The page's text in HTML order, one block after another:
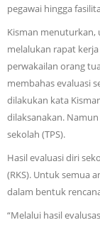
pegawai hingga
Kisman menuturkan,
melalukan rapat
perwakailan orang
membahas evaluasi
dilakukan kata
dilaksanakan.
sekolah (TPS).
Hasil evaluasi diri
(RKS). Untuk semua
dalam bentuk
“Melalui hasil